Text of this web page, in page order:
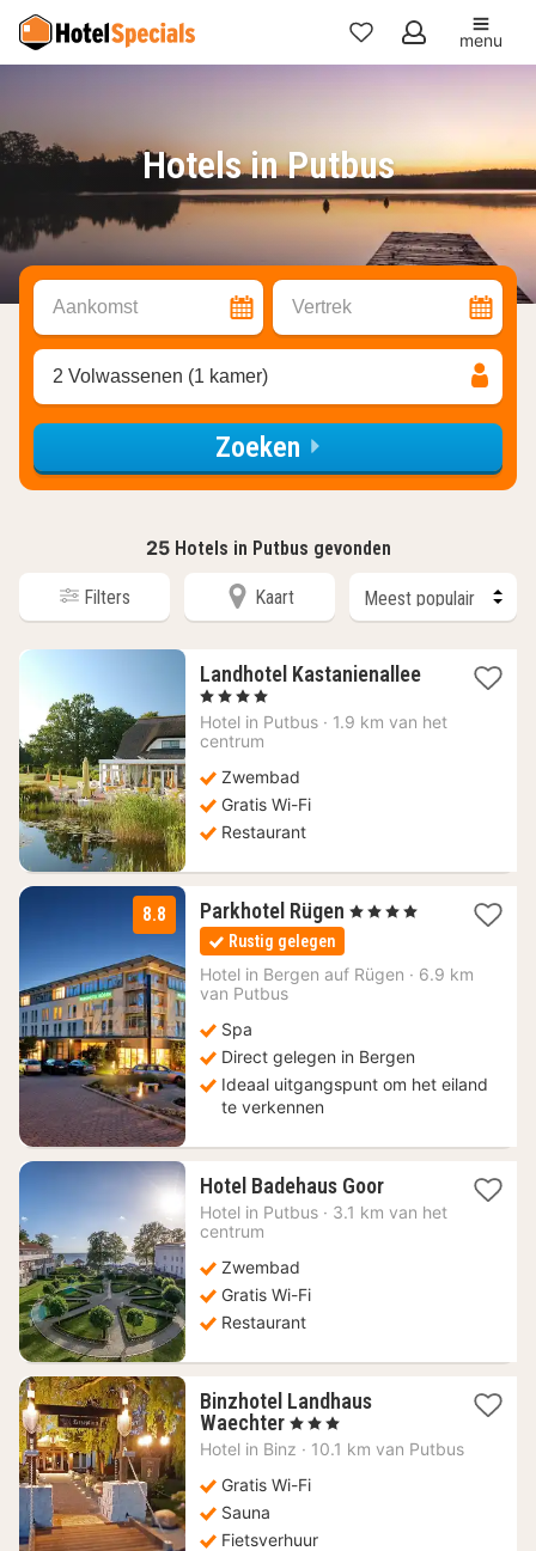
Mijn
menu
Hotels in Putbus
Aankomst Vertrek
2 Volwassenen (1 kamer)
Zoeken
25 Hotels in Putbus gevonden
Filters Kaart
Landhotel Kastanienallee1
vanaf
, 4 Sterren
Hotel in Putbus · 1.9 km van het
centrum
Zwembad
Gratis Wi-Fi
Restaurant
8.8 Parkhotel Rügen 3
110,67
, 4 Sterren
Rustig gelegen
Hotel in Bergen auf Rügen · 6.9 km
van Putbus
Spa
Direct gelegen in Bergen
Ideaal uitgangspunt om het eiland
te verkennen
Hotel Badehaus Goor1
nacht
Hotel in Putbus · 3.1 km van het
centrum
Zwembad
Gratis Wi-Fi
Restaurant
Binzhotel Landhaus
Waechter 1
nacht
157,01
, 3 Sterren
Hotel in Binz · 10.1 km van Putbus
Gratis Wi-Fi
Sauna
Fietsverhuur